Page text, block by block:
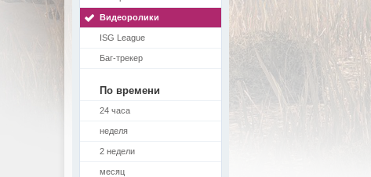
Видеоролики
ISG League
Баг-трекер
По времени
24 часа
неделя
2 недели
месяц